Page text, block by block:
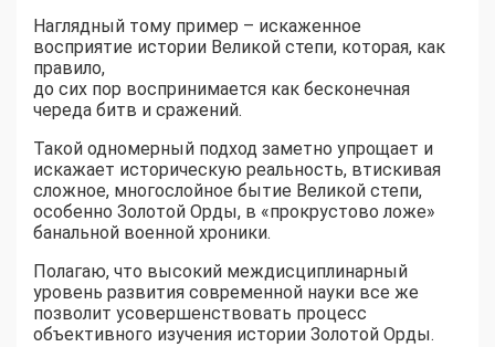
Наглядный тому пример – искаженное
восприятие истории Великой степи, которая, как
правило,
до сих пор воспринимается как бесконечная
череда битв и сражений.
Такой одномерный подход заметно упрощает и
искажает историческую реальность, втискивая
сложное, многослойное бытие Великой степи,
особенно Золотой Орды, в «прокрустово ложе»
банальной военной хроники.
Полагаю, что высокий междисциплинарный
уровень развития современной науки все же
позволит усовершенствовать процесс
объективного изучения истории Золотой Орды.